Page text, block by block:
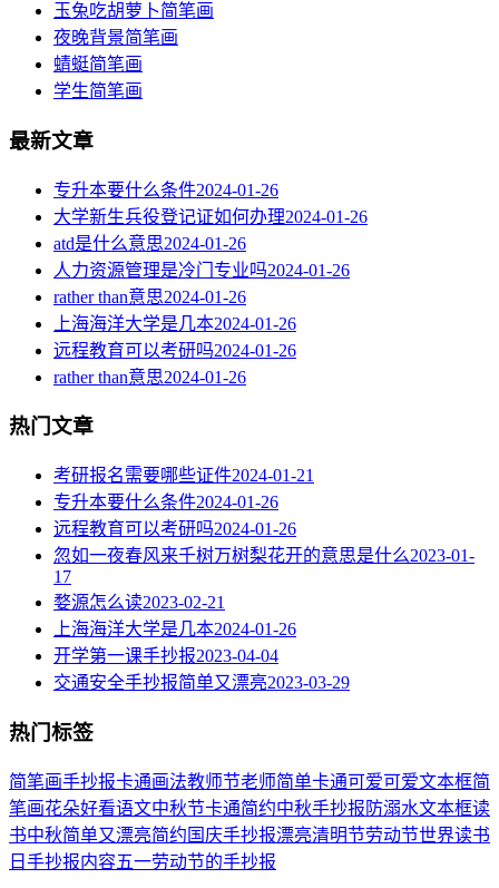
玉兔吃胡萝卜简笔画
夜晚背景简笔画
蜻蜓简笔画
学生简笔画
最新文章
专升本要什么条件2024-01-26
大学新生兵役登记证如何办理2024-01-26
atd是什么意思2024-01-26
人力资源管理是冷门专业吗2024-01-26
rather than意思2024-01-26
上海海洋大学是几本2024-01-26
远程教育可以考研吗2024-01-26
rather than意思2024-01-26
热门文章
考研报名需要哪些证件2024-01-21
专升本要什么条件2024-01-26
远程教育可以考研吗2024-01-26
忽如一夜春风来千树万树梨花开的意思是什么2023-01-
17
婺源怎么读2023-02-21
上海海洋大学是几本2024-01-26
开学第一课手抄报2023-04-04
交通安全手抄报简单又漂亮2023-03-29
热门标签
简笔画手抄报卡通画法教师节老师简单卡通可爱可爱文本框简
笔画花朵好看语文中秋节卡通简约中秋手抄报 防溺水文本框读
书中秋简单又漂亮简约 国庆手抄报漂亮清明节劳动节世界读书
日 手抄报内容五一劳动节的手抄报